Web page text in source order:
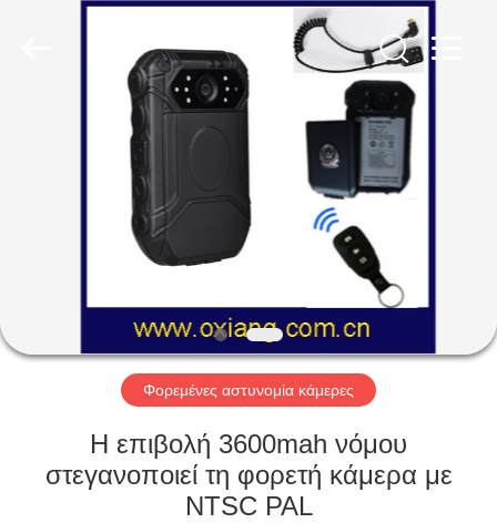
ΠΡΟΪΌΝΤΑ
ΕΚΠΟΜΠΉ
VR
ΣΧΕΤΙΚΆ
ΜΕ
Φορεμένες αστυνομία κάμερες
Η επιβολή 3600mah νόμου
στεγανοποιεί τη φορετή κάμερα με
NTSC PAL